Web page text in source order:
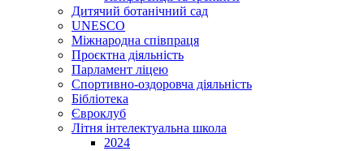
Дитячий ботанічний сад
UNESCO
Міжнародна співпраця
Проєктна діяльність
Парламент ліцею
Спортивно-оздоровча діяльність
Бібліотека
Євроклуб
Літня інтелектуальна школа
2024